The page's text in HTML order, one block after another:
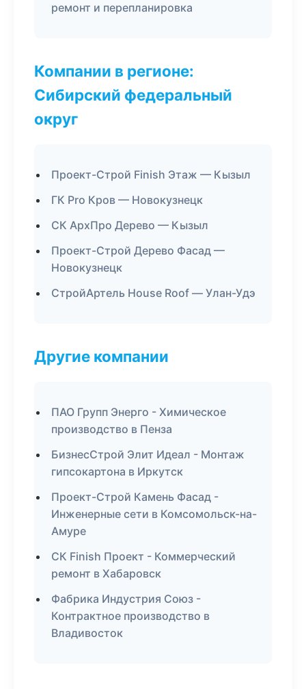
ремонт и перепланировка
Компании в регионе:
Сибирский федеральный
округ
Проект-Строй Finish Этаж — Кызыл
ГК Pro Кров — Новокузнецк
СК АрхПро Дерево — Кызыл
Проект-Строй Дерево Фасад —
Новокузнецк
СтройАртель House Roof — Улан-Удэ
Другие компании
ПАО Групп Энерго - Химическое
производство в Пенза
БизнесСтрой Элит Идеал - Монтаж
гипсокартона в Иркутск
Проект-Строй Камень Фасад -
Инженерные сети в Комсомольск-на-
Амуре
СК Finish Проект - Коммерческий
ремонт в Хабаровск
Фабрика Индустрия Союз -
Контрактное производство в
Владивосток